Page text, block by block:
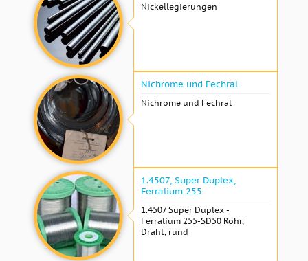
Nickellegierungen
Nichrome und Fechral
Nichrome und Fechral
1.4507, Super Duplex,
Ferralium 255
1.4507 Super Duplex -
Ferralium 255-SD50 Rohr,
Draht, rund